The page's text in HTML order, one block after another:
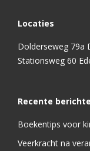
Locaties
Dolderseweg 79a
Stationsweg 60
Recente
Boekentips voor
Veerkracht na